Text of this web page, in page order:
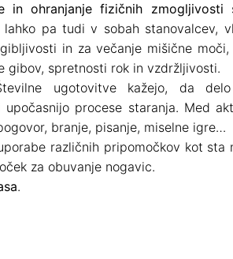
in ohranjanje fizičnih zmogljivosti
pa tudi v sobah stanovalcev,
in za večanje mišične
gibov, spretnosti rok in vzdržljivosti.
ugotovitve kažejo, da
upočasnijo procese staranja. Med
branje, pisanje, miselne igre…
različnih pripomočkov kot sta
za obuvanje nogavic.
.